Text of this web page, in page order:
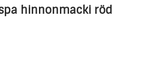
hinnonmacki röd